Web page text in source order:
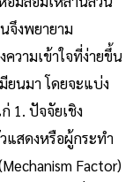
จึงพยายาม
วามเข้าใจที่ง่ายขึ้น
ยนมา โดยจะแบ่ง
1. ปัจจัยเชิง
แสดงหรือผู้กระทำ
Factor)